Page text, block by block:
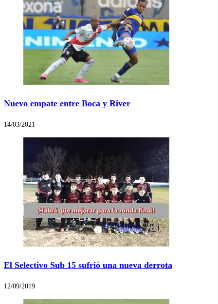
Nuevo empate entre Boca y River
14/03/2021
El Selectivo Sub 15 sufrió una nueva derrota
12/09/2019